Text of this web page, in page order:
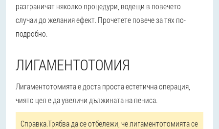
разграничат няколко процедури, водещи в повечето
случаи до желания ефект. Прочетете повече за тях по-
подробно.
ЛИГАМЕНТОТОМИЯ
Лигаментотомията е доста проста естетична операция,
чиято цел е да увеличи дължината на пениса.
Справка.Трябва да се отбележи, че лигаментотомията се